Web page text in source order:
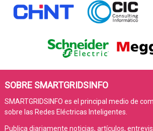
SOBRE SMARTGRIDSINFO
SMARTGRIDSINFO es el principal medio de
sobre las Redes Eléctricas Inteligentes.
Publica diariamente noticias, artículos,